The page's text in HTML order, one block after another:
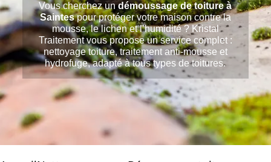
Vous cherchez undémoussage de toiture à
Saintespour protéger votre maison contre la
mousse, le lichen et l’humidité ? Kristal
Traitement vous propose un service complet :
nettoyage toiture, traitement anti-mousse et
hydrofuge, adapté à tous types de toitures.